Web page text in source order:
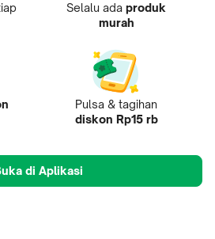
Selalu ada produk
murah
Pulsa & tagihan
diskon Rp15 rb
di Aplikasi